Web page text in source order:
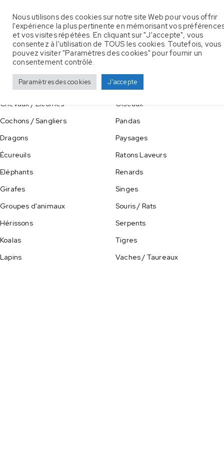
Nos Catégories
Astrologies
Animaux Aquatiques
Chats
Cerfs / Biches
Chevaux / Licornes
Cochons / Sangliers
Dragons
Écureuils
Eléphants
Girafes
Groupes d'animaux
Hérissons
Koalas
Lapins
Loups
Lions
Mascottes / Personnages
Ours
Oiseaux
Pandas
Paysages
Ratons Laveurs
Renards
Singes
Souris / Rats
Serpents
Tigres
Vaches / Taureaux
Nous utilisons des cookies sur notre site Web pour vous offrir
l'expérience la plus pertinente en mémorisant vos
et vos visites répétées. En cliquant sur "J'accepte", vous
consentez à l'utilisation de TOUS les cookies. Toutefois, vous
pouvez visiter "Paramètres des cookies" pour fournir un
consentement contrôlé.
Paramètres des cookies J'accepte